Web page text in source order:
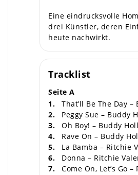
Eine eindrucksvolle
drei Künstler, deren
heute nachwirkt.
Tracklist
Seite A
1.
That’ll Be The Day –
2.
Peggy Sue – Buddy
3.
Oh Boy! – Buddy
4.
Rave On – Buddy
5.
La Bamba – Ritchie
6.
Donna – Ritchie
7.
Come On, Let’s Go